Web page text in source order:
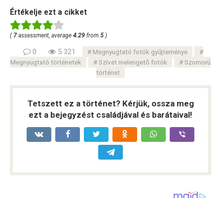
Értékelje ezt a cikket
( 7assessment, average 4.29 from 5 )
0 5 321
Megnyugtató fotók gyűjteménye
Megnyugtató történetek
Szívet melengető fotók
Szomorú
történet
Tetszett ez a történet? Kérjük, ossza meg
ezt a bejegyzést családjával és barátaival!